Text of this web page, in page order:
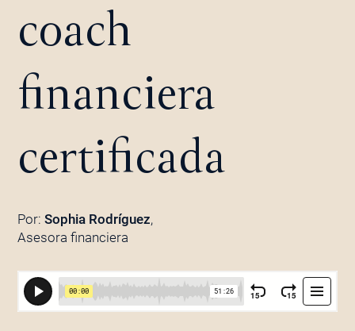
coach
financiera
certificada
Por: Sophia Rodríguez,
Asesora financiera